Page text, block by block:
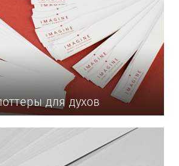
для духов